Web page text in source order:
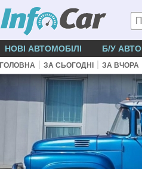
НОВІ АВТОМОБІЛІ Б/У АВТО
ГОЛОВНА | ЗА СЬОГОДНІ | ЗА ВЧОРА